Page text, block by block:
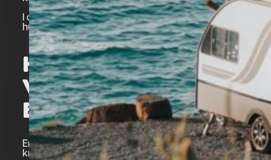
I den här guiden går vi igenom de viktigaste reglerna
husvagnen eller släpet i sommar.
HUSVAGN OCH
VILKEN
BEHÖVER DU?
En av de vanligaste frågorna kring husvagn och släp
krävs.